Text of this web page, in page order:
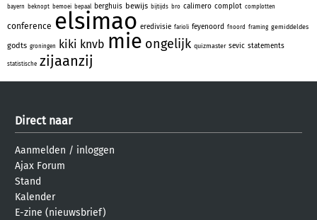
bayern beknopt bemoei bepaal berghuis bewijs bijtijds bro calimero complot complotten
conference elsimao eredivisie farioli feyenoord fnoord framing gemiddeldes
godts groningen kiki knvb mie ongelijk quizmaster sevic statements
statistische zijaanzij
Direct naar
Aanmelden / inloggen
Ajax Forum
Stand
Kalender
E-zine (nieuwsbrief)